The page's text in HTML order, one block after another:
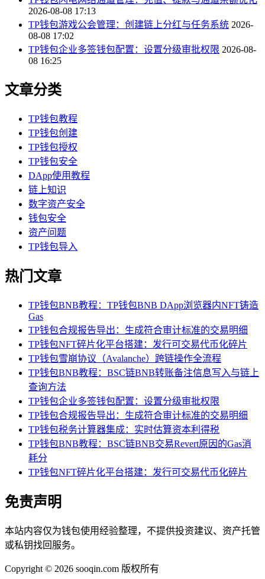
2026-08-08 17:13
TP钱包游戏公会管理：创建链上分红与任务系统 2026-
08-08 17:02
TP钱包企业多签钱包配置：设置分级审批权限 2026-08-
08 16:25
文章分类
TP钱包教程
TP钱包创建
TP钱包授权
TP钱包安全
DApp使用教程
链上知识
数字资产安全
钱包安全
资产问题
TP钱包导入
热门文章
TP钱包BNB教程：TP钱包BNB DApp浏览器内NFT铸造
Gas
TP钱包合规报告导出：生成符合审计标准的交易明细
TP钱包NFT碎片化平台搭建：发行可交易代币化碎片
TP钱包雪崩协议（Avalanche）跨链操作全流程
TP钱包BNB教程：BSC链BNB转账备注信息写入与链上
查询方法
TP钱包企业多签钱包配置：设置分级审批权限
TP钱包合规报告导出：生成符合审计标准的交易明细
TP钱包税务计算器集成：实时估算资本利得税
TP钱包BNB教程：BSC链BNB交易Revert原因的Gas消
耗分
TP钱包NFT碎片化平台搭建：发行可交易代币化碎片
免责声明
本站内容仅为钱包使用经验整理，不提供投资建议、资产托管
或私钥找回服务。
Copyright © 2026 sooqin.com 版权所有